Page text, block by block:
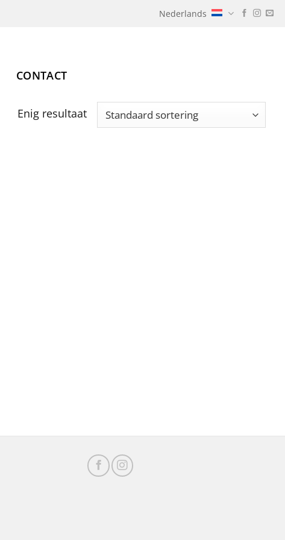
Nederlands
CONTACT
Enig resultaat